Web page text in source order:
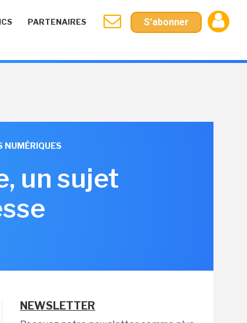
PARTENAIRES S'abonner
NUMÉRIQUES
un sujet
NEWSLETTER